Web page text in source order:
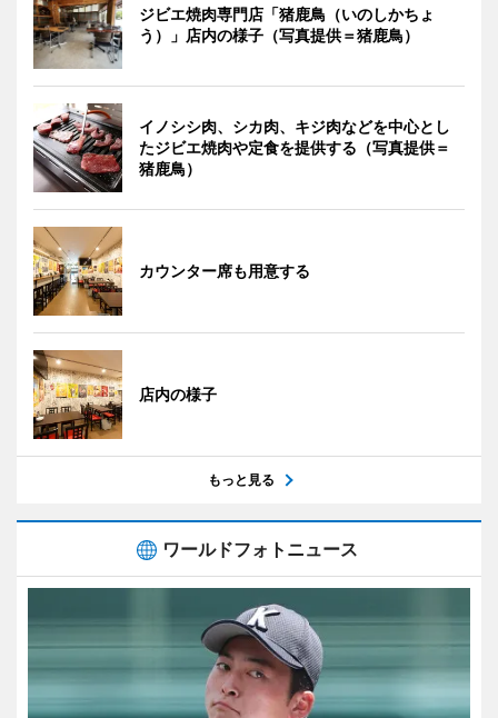
ジビエ焼肉専門店「猪鹿鳥（いのしかちょ
う）」店内の様子（写真提供＝猪鹿鳥）
イノシシ肉、シカ肉、キジ肉などを中心とし
たジビエ焼肉や定食を提供する（写真提供＝
猪鹿鳥）
カウンター席も用意する
店内の様子
もっと見る
ワールドフォトニュース